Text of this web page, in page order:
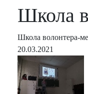
Школа
Школа волонтера-
20.03.2021